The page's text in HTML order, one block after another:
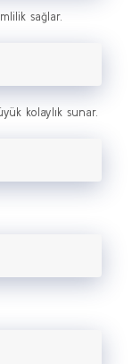
sağlar.
kolaylık sunar.